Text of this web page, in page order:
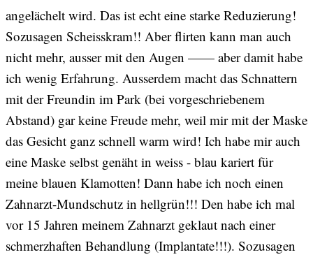
angelächelt wird. Das ist echt eine starke Reduzierung!
Sozusagen Scheisskram!! Aber flirten kann man auch
nicht mehr, ausser mit den Augen —— aber damit habe
ich wenig Erfahrung. Ausserdem macht das Schnattern
mit der Freundin im Park (bei vorgeschriebenem
Abstand) gar keine Freude mehr, weil mir mit der Maske
das Gesicht ganz schnell warm wird! Ich habe mir auch
eine Maske selbst genäht in weiss - blau kariert für
meine blauen Klamotten! Dann habe ich noch einen
Zahnarzt-Mundschutz in hellgrün!!! Den habe ich mal
vor 15 Jahren meinem Zahnarzt geklaut nach einer
schmerzhaften Behandlung (Implantate!!!). Sozusagen